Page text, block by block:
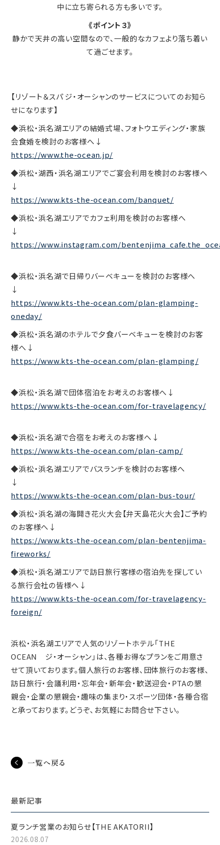
中に立ち寄られる方も多いです。
《ポイント３》
静かで天井の高い空間なので、一般的なカフェより落ち着い
て過ごせます。
【リゾート＆スパ ジ・オーシャンのサービスについてのお知ら
せになります】
◆浜松・浜名湖エリアの結婚式場、フォトウエディング・家族
会食婚を検討のお客様へ↓
https://www.the-ocean.jp/
◆浜松・湖西・浜名湖エリアでご宴会利用を検討のお客様へ
↓
https://www.kts-the-ocean.com/banquet/
◆浜松・浜名湖エリアでカフェ利用を検討のお客様へ
↓
https://www.instagram.com/
◆浜松・浜名湖で日帰りバーベキューを検討のお客様へ
↓
https://www.kts-the-ocean.com/plan-glamping-
oneday/
◆浜松・浜名湖のホテルで夕食バーベキューを検討のお客
様へ↓
https://www.kts-the-ocean.com/plan-glamping/
◆浜松・浜名湖で団体宿泊をお考えのお客様へ↓
https://www.kts-the-ocean.com/for-travelagency/
◆浜松・浜名湖で合宿をお考えのお客様へ↓
https://www.kts-the-ocean.com/plan-camp/
◆浜松・浜名湖エリアでバスランチを検討のお客様へ
↓
https://www.kts-the-ocean.com/plan-bus-tour/
◆浜松・浜名湖の海開き花火大会【弁天島花火大会】ご予約
のお客様へ↓
https://www.kts-the-ocean.com/plan-bentenjima-
fireworks/
◆浜松・浜名湖エリアで訪日旅行客様の宿泊先を探してい
る旅行会社の皆様へ↓
https://www.kts-the-ocean.com/for-travelagency-
foreign/
浜松・浜名湖エリアで人気のリゾートホテル「THE
OCEAN ジ・オーシャン」は、各種お得なプランをご用意さ
せて頂いております。個人旅行のお客様、団体旅行のお客様、
訪日旅行・会議利用・忘年会・新年会・歓送迎会・PTAの懇
親会・企業の懇親会・趣味の集まり・スポーツ団体・各種合宿
と承っております。どうぞ、お気軽にお問合せ下さい。
一覧へ戻る
最新記事
夏ランチ営業のお知らせ【THE AKATORII】
2026.08.07